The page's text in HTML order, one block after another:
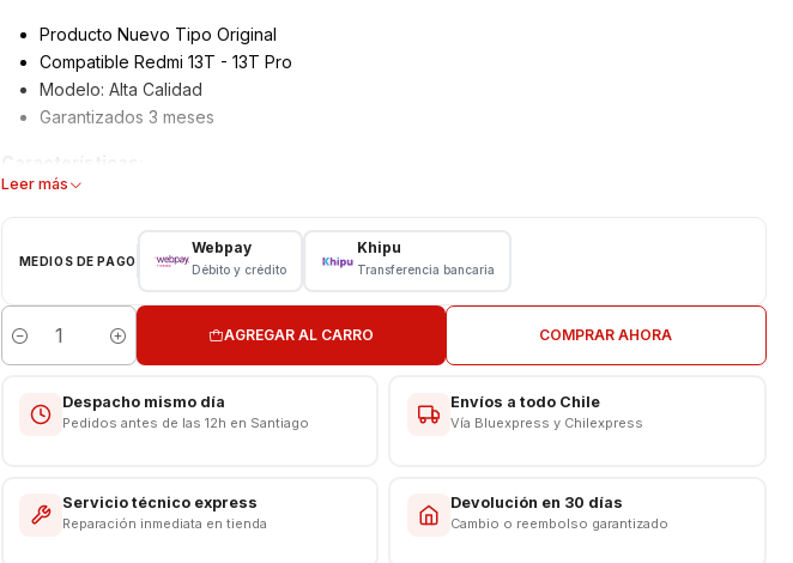
Producto Nuevo Tipo Original
Compatible Redmi 13T - 13T Pro
Modelo: Alta Calidad
Garantizados 3 meses
Modelo: Redmi 13T - 13T Pro
📱🔧Servicio Técnico Especializado en Celulares
En nuestra tienda contamos con técnicos expertos 👨‍💻👩‍💻 en la
instalación de repuestos
para teléfonos móviles. Te garantizamos un trabajo seguro, preciso y de calidad ✅, para que
tu celular vuelva a funcionar como nuevo 🔋📲.
Leer más
MEDIOS DE PAGO
Webpay
Débito y crédito
Khipu
Transferencia bancaria
Cantidad
AGREGAR AL CARRO COMPRAR AHORA
Despacho mismo día
Pedidos antes de las 12h en Santiago
Envíos a todo Chile
Vía Bluexpress y Chilexpress
Servicio técnico express
Reparación inmediata en tienda
Devolución en 30 días
Cambio o reembolso garantizado